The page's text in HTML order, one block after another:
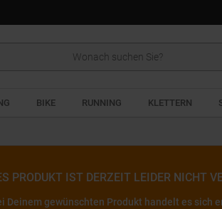
BIKE RUNNING KLETTERN
PRODUKT IST DERZEIT LEIDER NICHT
Deinem gewünschten Produkt handelt es sich